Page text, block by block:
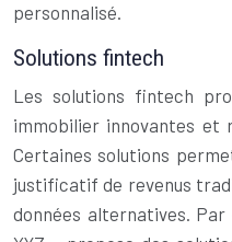
personnalisé.
Solutions fintech
Les solutions fintech
immobilier innovantes et
Certaines solutions
justificatif de revenus
données alternatives.